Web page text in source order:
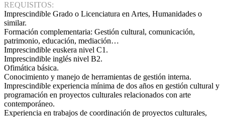
REQUISITOS:
Imprescindible Grado o Licenciatura en Artes, Humanidades o
similar.
Formación complementaria: Gestión cultural, comunicación,
patrimonio, educación, mediación…
Imprescindible euskera nivel C1.
Imprescindible inglés nivel B2.
Ofimática básica.
Conocimiento y manejo de herramientas de gestión interna.
Imprescindible experiencia mínima de dos años en gestión cultural y
programación en proyectos culturales relacionados con arte
contemporáneo.
Experiencia en trabajos de coordinación de proyectos culturales,